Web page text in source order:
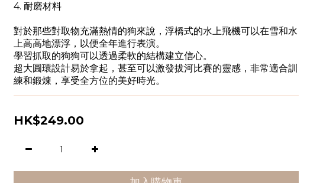
4. 耐磨材料
對於那些對取物充滿熱情的狗來說，浮橋式的水上飛機可以在雪和水
上高高地漂浮，以便全年進行表演。
學習抓取的狗狗可以透過柔軟的結構建立信心。
超大圓環設計易於拿起，甚至可以激發拔河比賽的靈感，非常適合訓
練和鍛煉，享受全方位的美好時光。
HK$249.00